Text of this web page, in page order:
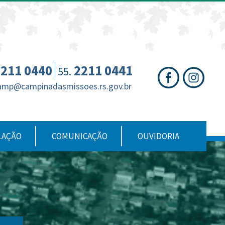
0440 55. 2211 0441
COMUNICAÇÃO OUVIDORIA